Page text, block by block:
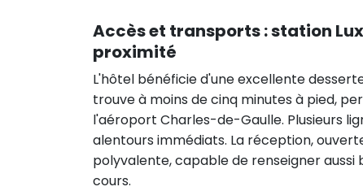
Accès et transports : station
proximité
L'hôtel bénéficie d'une excellente
trouve à moins de cinq minutes à pied,
l'aéroport Charles-de-Gaulle. Plusieurs
alentours immédiats. La réception,
polyvalente, capable de renseigner aussi
cours.